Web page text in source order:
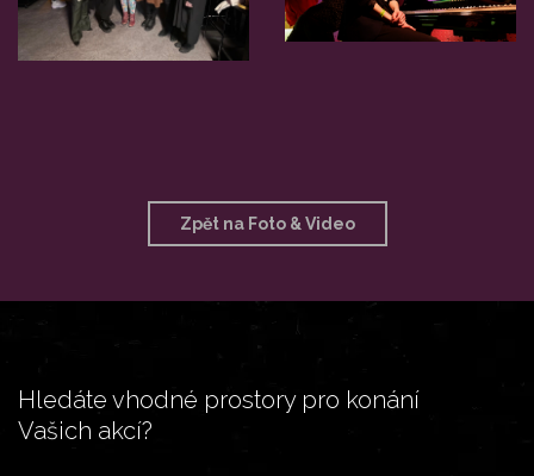
Zpět na Foto & Video
Hledáte vhodné prostory pro konání
Vašich akcí?